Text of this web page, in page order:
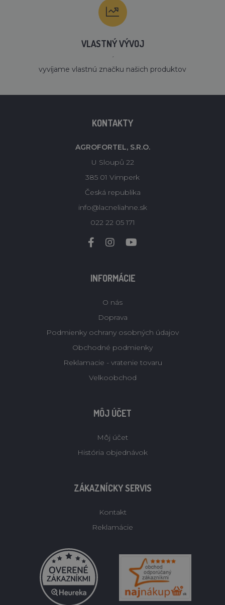
VLASTNÝ VÝVOJ
´
vyvíjame vlastnú značku našich produktov
KONTAKTY
AGROFORTEL, S.R.O.
U Sloupů 22
385 01 Vimperk
Česká republika
info@lacneliahne.sk
022 22 05 171
INFORMÁCIE
O nás
Doprava
Podmienky ochrany osobných údajov
Obchodné podmienky
Reklamacie - vratenie tovaru
Velkoobchod
MÔJ ÚČET
Môj účet
História objednávok
ZÁKAZNÍCKY SERVIS
Kontakt
Reklamácie